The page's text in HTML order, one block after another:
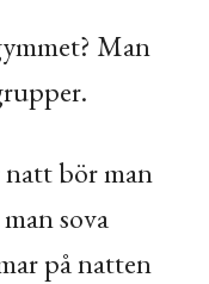
Man
bör man
sova
på natten